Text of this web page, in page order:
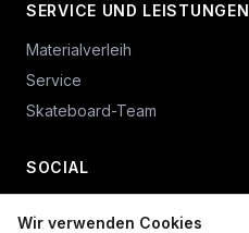
Wir verwenden Cookies
SERVICE UND LEISTUNGEN
Materialverleih
Service
Skateboard-Team
SOCIAL